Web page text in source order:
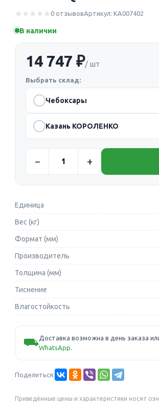
0 отзывовАртикул: КА007402
В наличии
14 747 ₽/ шт
Выбрать склад:
Чебоксары
Казань КОРОЛЕНКО
Единица
Вес (кг)
Формат (мм)
Производитель
Толщина (мм)
Тиснение
Влагостойкость
⛟Доставка возможна в день заказа
WhatsApp
Поделиться:
Приведённые цены и характеристики носят